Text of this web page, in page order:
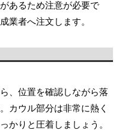
あるため注意が必要で
業者へ注文します。
、位置を確認しながら落
カウル部分は非常に熱く
かりと圧着しましょう。